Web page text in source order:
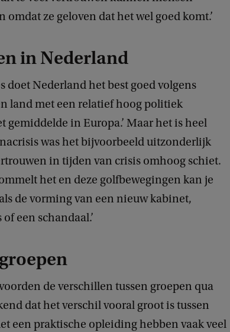
ze geloven dat het wel goed komt.’
in Nederland
Nederland het best goed volgens
land met een relatief hoog politiek
gemiddelde in Europa.’ Maar het is heel
was het bijvoorbeeld uitzonderlijk
in tijden van crisis omhoog schiet.
het en deze golfbewegingen kan je
de vorming van een nieuw kabinet,
een schandaal.’
de verschillen tussen groepen qua
dat het verschil vooral groot is tussen
een praktische opleiding hebben vaak veel